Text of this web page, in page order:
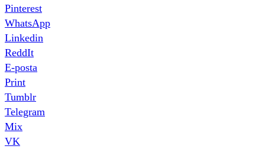
Pinterest
WhatsApp
Linkedin
ReddIt
E-posta
Print
Tumblr
Telegram
Mix
VK